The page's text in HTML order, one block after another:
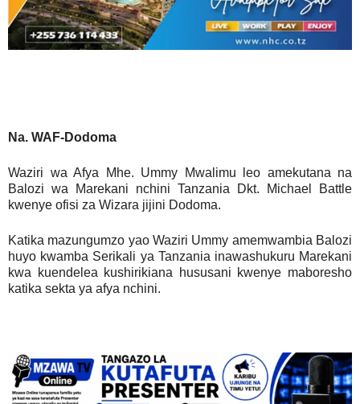
Na. WAF-Dodoma
Waziri wa Afya Mhe. Ummy Mwalimu leo amekutana na
Balozi wa Marekani nchini Tanzania Dkt. Michael Battle
kwenye ofisi za Wizara jijini Dodoma.
Katika mazungumzo yao Waziri Ummy amemwambia Balozi
huyo kwamba Serikali ya Tanzania inawashukuru Marekani
kwa kuendelea kushirikiana hususani kwenye maboresho
katika sekta ya afya nchini.